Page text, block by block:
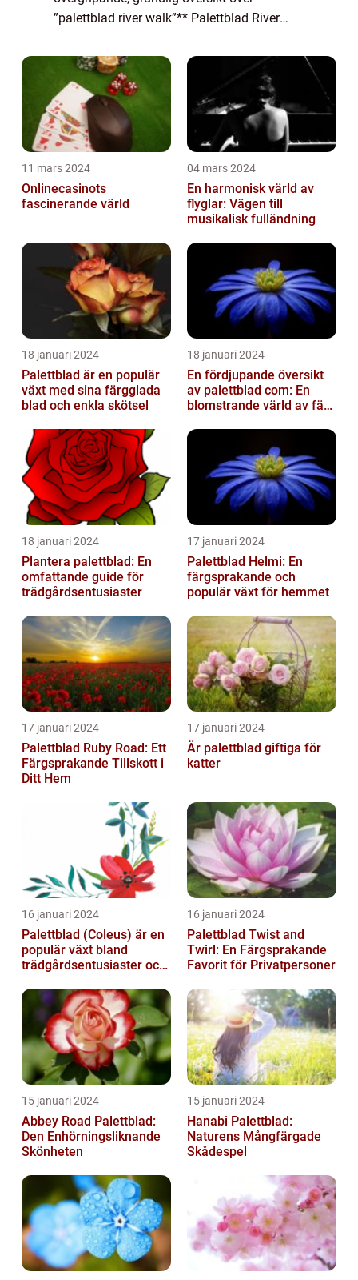
”palettblad river walk”** Palettblad River
växter som har vuxit i popularitet bl...
11 mars 2024
Onlinecasinots
fascinerande värld
04 mars 2024
En harmonisk värld av
flyglar: Vägen till
musikalisk fulländning
18 januari 2024
Palettblad är en populär
växt med sina färgglada
blad och enkla skötsel
18 januari 2024
En fördjupande översikt
av palettblad com: En
blomstrande värld av färg
18 januari 2024
Plantera palettblad: En
omfattande guide för
trädgårdsentusiaster
17 januari 2024
Palettblad Helmi: En
färgsprakande och
populär växt för hemmet
17 januari 2024
Palettblad Ruby Road: Ett
Färgsprakande Tillskott i
Ditt Hem
17 januari 2024
Är palettblad giftiga för
katter
16 januari 2024
Palettblad (Coleus) är en
populär växt bland
trädgårdsentusiaster och
16 januari 2024
Palettblad Twist and
Twirl: En Färgsprakande
Favorit för Privatpersoner
15 januari 2024
Abbey Road Palettblad:
Den Enhörningsliknande
Skönheten
15 januari 2024
Hanabi Palettblad:
Naturens Mångfärgade
Skådespel